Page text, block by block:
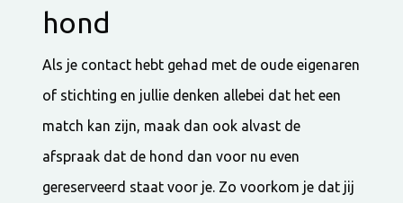
hond
Als je contact hebt gehad met de oude eigenaren
of stichting en jullie denken allebei dat het een
match kan zijn, maak dan ook alvast de
afspraak dat de hond dan voor nu even
gereserveerd staat voor je. Zo voorkom je dat jij